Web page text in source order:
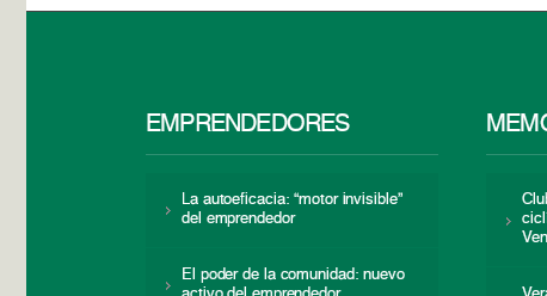
EMPRENDEDORES
La autoeficacia: “motor invisible”
del emprendedor
El poder de la comunidad: nuevo